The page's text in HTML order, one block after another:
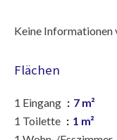
Keine Informationen
Flächen
1 Eingang
7 m²
1 Toilette
1 m²